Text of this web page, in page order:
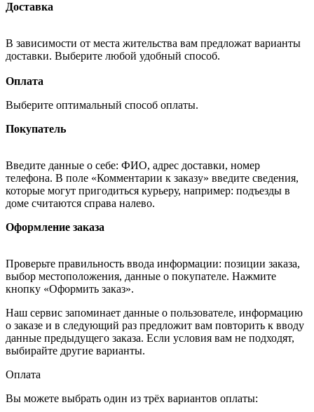
Доставка
В зависимости от места жительства вам предложат варианты
доставки. Выберите любой удобный способ.
Оплата
Выберите оптимальный способ оплаты.
Покупатель
Введите данные о себе: ФИО, адрес доставки, номер
телефона. В поле «Комментарии к заказу» введите сведения,
которые могут пригодиться курьеру, например: подъезды в
доме считаются справа налево.
Оформление заказа
Проверьте правильность ввода информации: позиции заказа,
выбор местоположения, данные о покупателе. Нажмите
кнопку «Оформить заказ».
Наш сервис запоминает данные о пользователе, информацию
о заказе и в следующий раз предложит вам повторить к вводу
данные предыдущего заказа. Если условия вам не подходят,
выбирайте другие варианты.
Оплата
Вы можете выбрать один из трёх вариантов оплаты: